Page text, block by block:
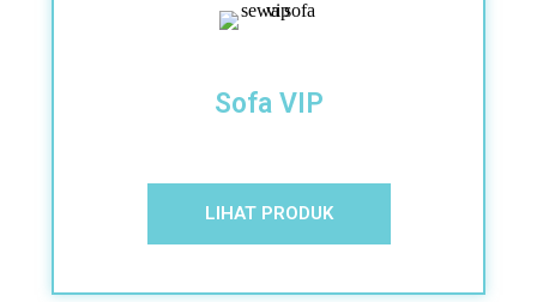
Sofa VIP
LIHAT PRODUK